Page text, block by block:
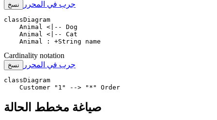
نسخ جرب في المحرر
classDiagram
    Animal <|-- Dog
    Animal <|-- Cat
    Animal : +String name
Cardinality notation
نسخ جرب في المحرر
classDiagram
    Customer "1" --> "*" Order
صياغة مخطط الحالة